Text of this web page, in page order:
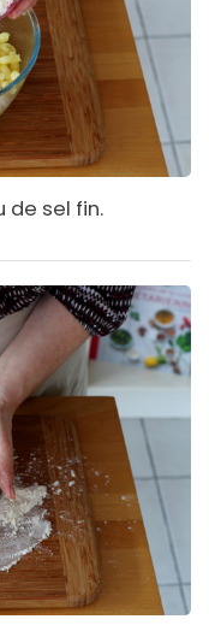
de sel fin.